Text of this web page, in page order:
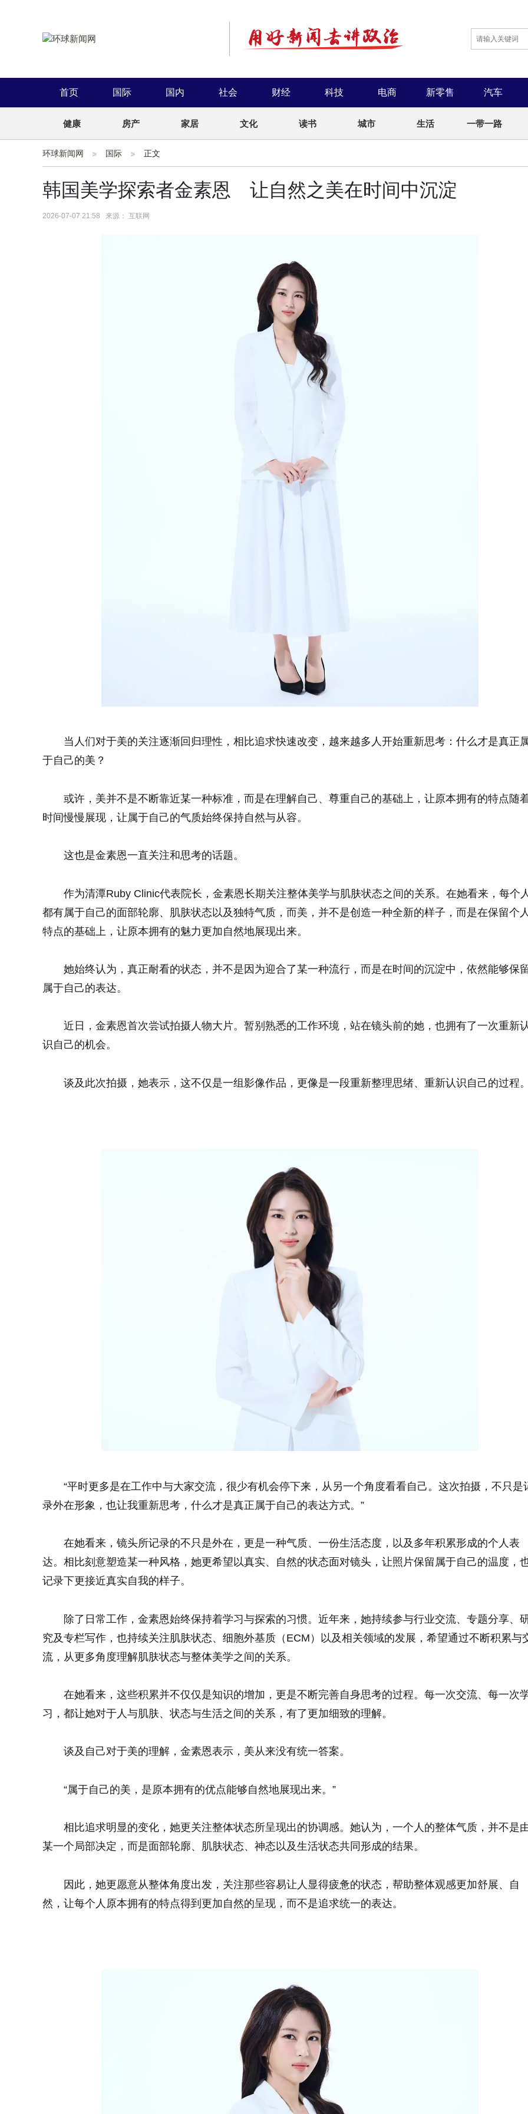
首页 国际 国内 社会 财经 科技 电商 新零售 汽车
健康 房产 家居 文化 读书 城市 生活 一带一路
环球新闻网 国际 正文
韩国美学探索者金素恩 让自然之美在时间中沉淀
2026-07-07 21:58 来源： 互联网
当人们对于美的关注逐渐回归理性，相比追求快速改变，越来越多人开始重新思考：什么才是真正
于自己的美？
或许，美并不是不断靠近某一种标准，而是在理解自己、尊重自己的基础上，让原本拥有的特点随
时间慢慢展现，让属于自己的气质始终保持自然与从容。
这也是金素恩一直关注和思考的话题。
作为清潭Ruby Clinic代表院长，金素恩长期关注整体美学与肌肤状态之间的关系。在她看来，每个
都有属于自己的面部轮廓、肌肤状态以及独特气质，而美，并不是创造一种全新的样子，而是在保留个
特点的基础上，让原本拥有的魅力更加自然地展现出来。
她始终认为，真正耐看的状态，并不是因为迎合了某一种流行，而是在时间的沉淀中，依然能够保
属于自己的表达。
近日，金素恩首次尝试拍摄人物大片。暂别熟悉的工作环境，站在镜头前的她，也拥有了一次重新
识自己的机会。
谈及此次拍摄，她表示，这不仅是一组影像作品，更像是一段重新整理思绪、重新认识自己的过程
“平时更多是在工作中与大家交流，很少有机会停下来，从另一个角度看看自己。这次拍摄，不只是
录外在形象，也让我重新思考，什么才是真正属于自己的表达方式。”
在她看来，镜头所记录的不只是外在，更是一种气质、一份生活态度，以及多年积累形成的个人表
达。相比刻意塑造某一种风格，她更希望以真实、自然的状态面对镜头，让照片保留属于自己的温度，
记录下更接近真实自我的样子。
除了日常工作，金素恩始终保持着学习与探索的习惯。近年来，她持续参与行业交流、专题分享、
究及专栏写作，也持续关注肌肤状态、细胞外基质（ECM）以及相关领域的发展，希望通过不断积累与
流，从更多角度理解肌肤状态与整体美学之间的关系。
在她看来，这些积累并不仅仅是知识的增加，更是不断完善自身思考的过程。每一次交流、每一次
习，都让她对于人与肌肤、状态与生活之间的关系，有了更加细致的理解。
谈及自己对于美的理解，金素恩表示，美从来没有统一答案。
“属于自己的美，是原本拥有的优点能够自然地展现出来。”
相比追求明显的变化，她更关注整体状态所呈现出的协调感。她认为，一个人的整体气质，并不是
某一个局部决定，而是面部轮廓、肌肤状态、神态以及生活状态共同形成的结果。
因此，她更愿意从整体角度出发，关注那些容易让人显得疲惫的状态，帮助整体观感更加舒展、自
然，让每个人原本拥有的特点得到更加自然的呈现，而不是追求统一的表达。